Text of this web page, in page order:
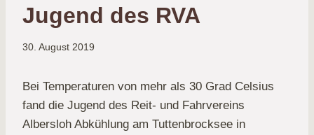
Jugend des RVA
30. August 2019
Bei Temperaturen von mehr als 30 Grad Celsius
fand die Jugend des Reit- und Fahrvereins
Albersloh Abkühlung am Tuttenbrocksee in